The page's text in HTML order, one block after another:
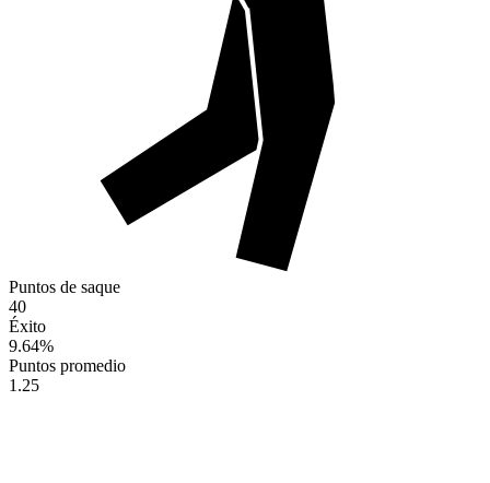
Puntos de saque
40
Éxito
9.64%
Puntos promedio
1.25